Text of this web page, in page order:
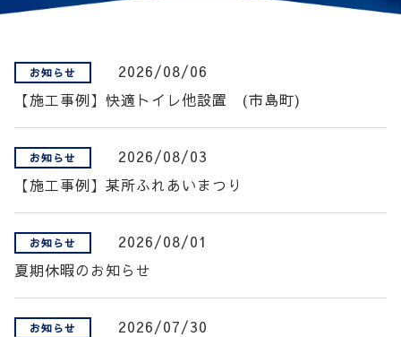
お知らせ
2026/08/06
【施工事例】快適トイレ他設置 (市島町)
お知らせ
2026/08/03
【施工事例】某所ふれあいまつり
お知らせ
2026/08/01
夏期休暇のお知らせ
お知らせ
2026/07/30